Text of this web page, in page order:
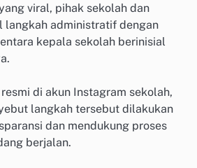
viral, pihak sekolah dan
langkah administratif dengan
kepala sekolah berinisial
di akun Instagram sekolah,
langkah tersebut dilakukan
dan mendukung proses
berjalan.